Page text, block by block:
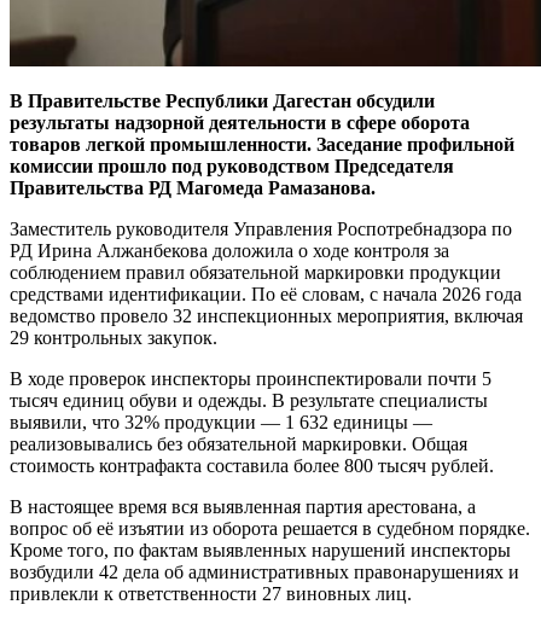
В Правительстве Республики Дагестан обсудили
результаты надзорной деятельности в сфере оборота
товаров легкой промышленности. Заседание профильной
комиссии прошло под руководством Председателя
Правительства РД Магомеда Рамазанова.
Заместитель руководителя Управления Роспотребнадзора по
РД Ирина Алжанбекова доложила о ходе контроля за
соблюдением правил обязательной маркировки продукции
средствами идентификации. По её словам, с начала 2026 года
ведомство провело 32 инспекционных мероприятия, включая
29 контрольных закупок.
В ходе проверок инспекторы проинспектировали почти 5
тысяч единиц обуви и одежды. В результате специалисты
выявили, что 32% продукции — 1 632 единицы —
реализовывались без обязательной маркировки. Общая
стоимость контрафакта составила более 800 тысяч рублей.
В настоящее время вся выявленная партия арестована, а
вопрос об её изъятии из оборота решается в судебном порядке.
Кроме того, по фактам выявленных нарушений инспекторы
возбудили 42 дела об административных правонарушениях и
привлекли к ответственности 27 виновных лиц.